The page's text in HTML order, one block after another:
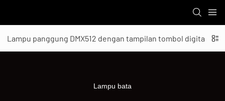
Lampu panggung DMX512 dengan tampilan tombol digital
Lampu bata